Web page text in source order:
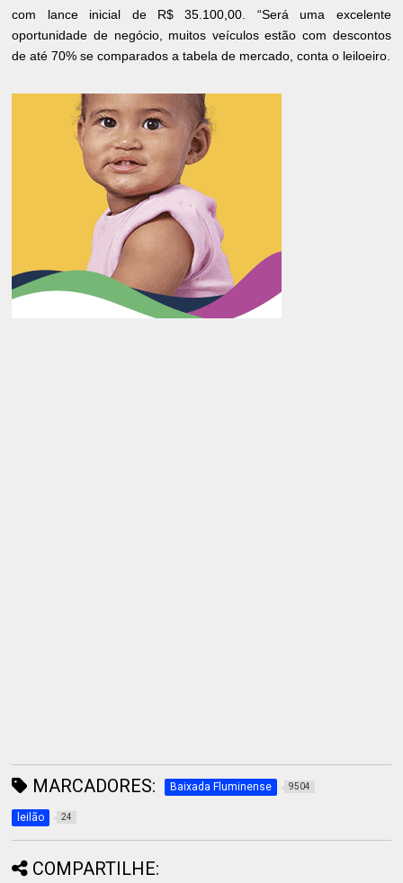
com lance inicial de R$ 35.100,00. “Será uma excelente
oportunidade de negócio, muitos veículos estão com descontos
de até 70% se comparados a tabela de mercado, conta o leiloeiro.
MARCADORES: Baixada Fluminense 9504
leilão 24
COMPARTILHE: